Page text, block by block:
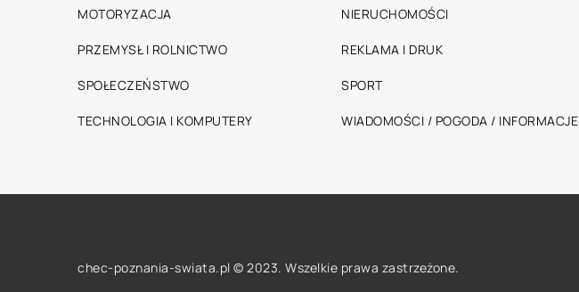
MOTORYZACJA NIERUCHOMOŚCI
PRZEMYSŁ I ROLNICTWO REKLAMA I DRUK
SPOŁECZEŃSTWO SPORT
TECHNOLOGIA I KOMPUTERY WIADOMOŚCI / POGODA / INFORMACJE
chec-poznania-swiata.pl © 2023. Wszelkie prawa zastrzeżone.